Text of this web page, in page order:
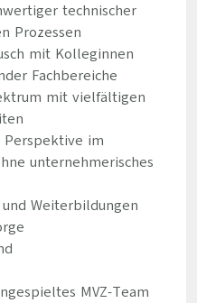
technischer
Prozessen
mit Kolleginnen
Fachbereiche
mit vielfältigen
Perspektive im
unternehmerisches
Weiterbildungen
MVZ-Team